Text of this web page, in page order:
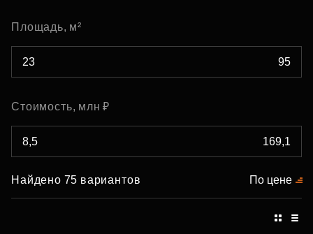
Площадь, м²
Стоимость, млн ₽
Найдено 75 вариантов По цене